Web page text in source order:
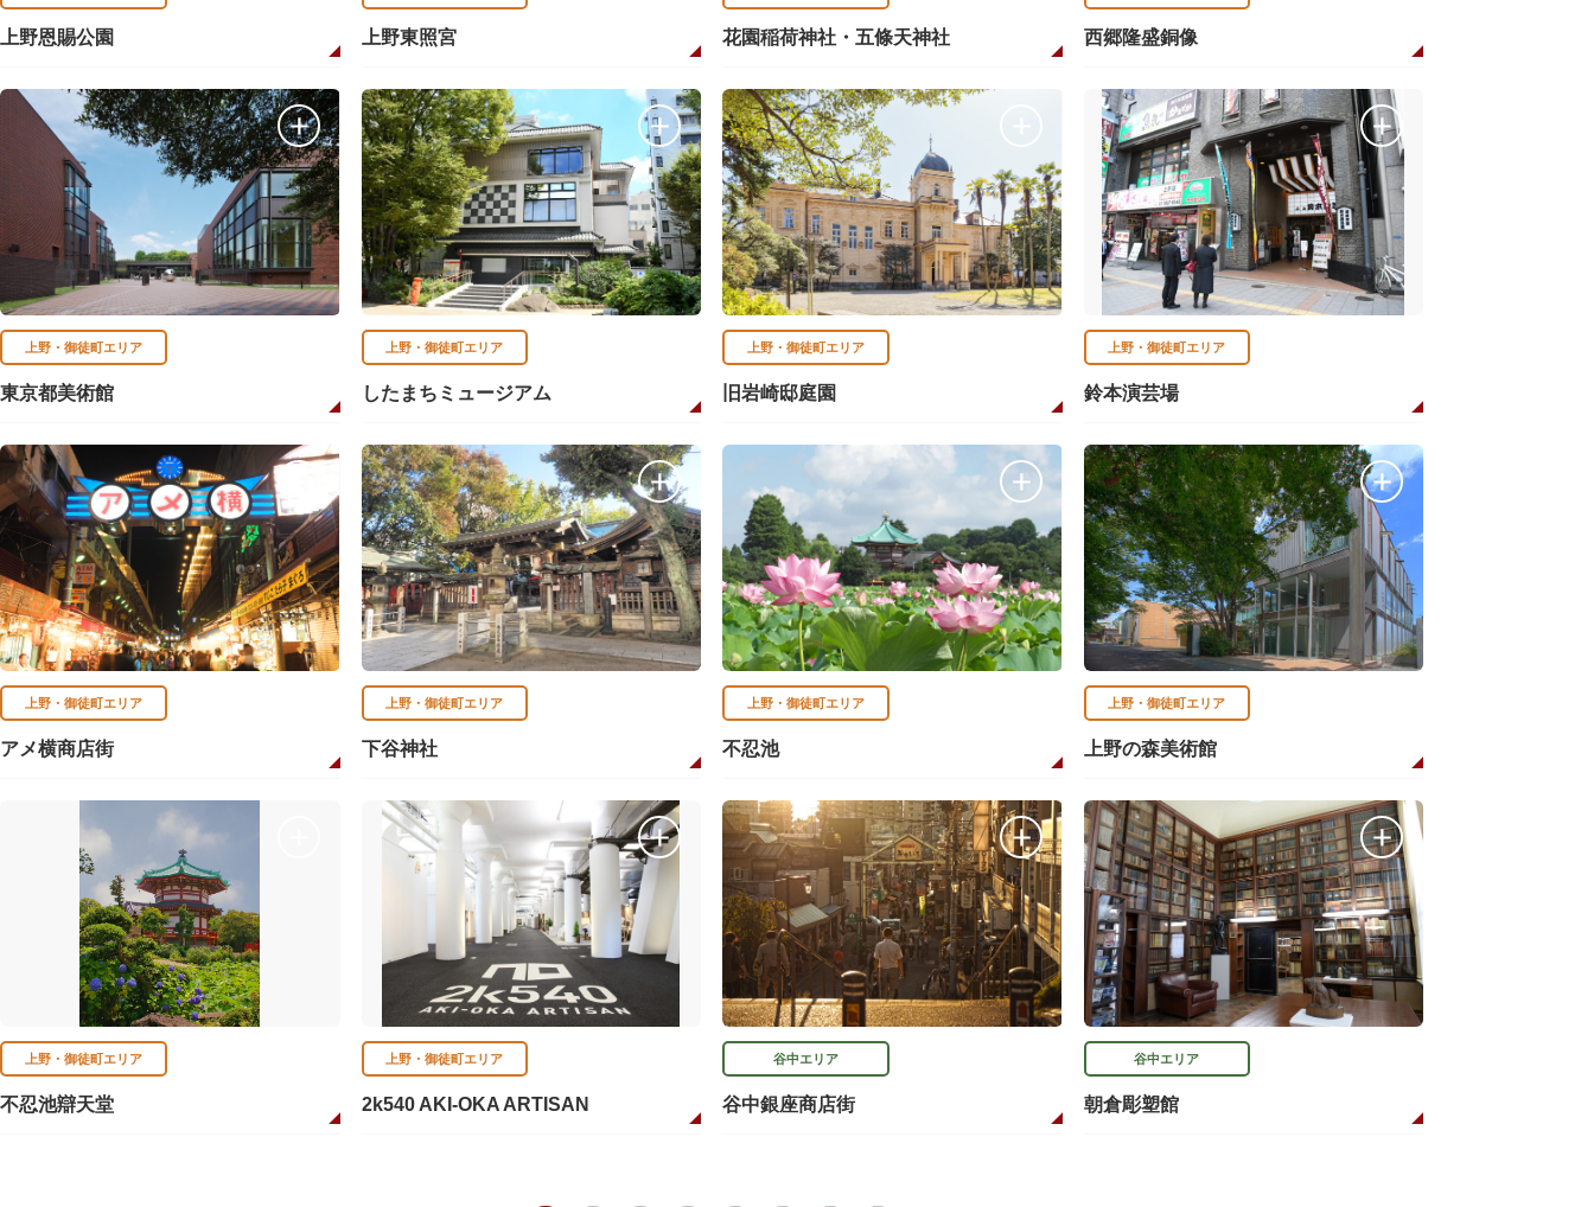
上野恩賜公園 上野東照宮 花園稲荷神社・五條天神社 西郷隆盛銅像
上野・御徒町エリア
東京都美術館
上野・御徒町エリア
したまちミュージアム
上野・御徒町エリア
旧岩崎邸庭園
上野・御徒町エリア
鈴本演芸場
上野・御徒町エリア
アメ横商店街
上野・御徒町エリア
下谷神社
上野・御徒町エリア
不忍池
上野・御徒町エリア
上野の森美術館
上野・御徒町エリア
不忍池辯天堂
上野・御徒町エリア
2k540 AKI-OKA ARTISAN
谷中エリア
谷中銀座商店街
谷中エリア
朝倉彫塑館